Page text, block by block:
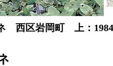
西区岩岡町 上：